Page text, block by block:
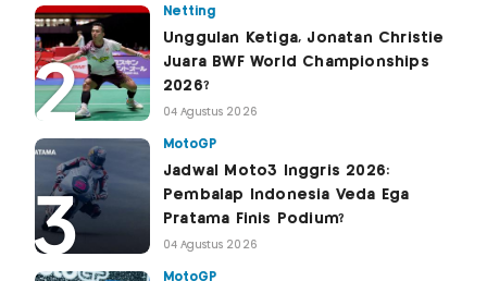
Netting
Unggulan Ketiga, Jonatan Christie
Juara BWF World Championships
2026?
04 Agustus 2026
MotoGP
Jadwal Moto3 Inggris 2026:
Pembalap Indonesia Veda Ega
Pratama Finis Podium?
04 Agustus 2026
MotoGP